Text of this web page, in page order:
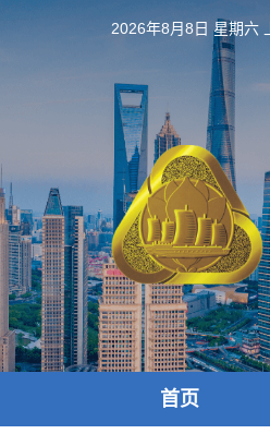
跳
转
到
主
要
内
容
区
域
2026年8月8日 星期六
首页